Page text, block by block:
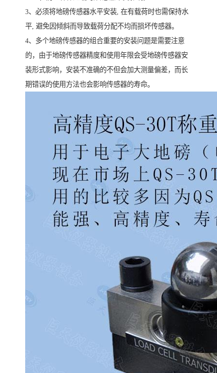
3、必须将地磅传感器水平安装, 在有载荷时也需保持水
平, 避免因倾斜而导致载荷分配不均而损坏传感器。
4、多个地磅传感器的组合重要的安装问题是需要注意
的，由于地磅传感器精度和使用年限会受地磅传感器安
装形式影响，安装不准确的不但会加大测量偏差，而长
期错误的使用方法也会影响传感器的寿命。